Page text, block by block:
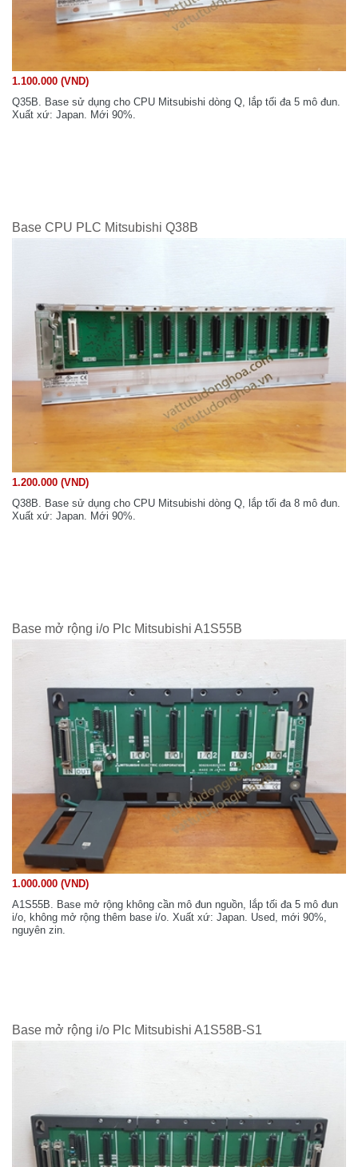
1.100.000 (VND)
Q35B. Base sử dụng cho CPU Mitsubishi dòng Q, lắp tối đa 5 mô đun.
Xuất xứ: Japan. Mới 90%.
Base CPU PLC Mitsubishi Q38B
1.200.000 (VND)
Q38B. Base sử dụng cho CPU Mitsubishi dòng Q, lắp tối đa 8 mô đun.
Xuất xứ: Japan. Mới 90%.
Base mở rộng i/o Plc Mitsubishi A1S55B
1.000.000 (VND)
A1S55B. Base mở rộng không cần mô đun nguồn, lắp tối đa 5 mô đun
i/o, không mở rộng thêm base i/o. Xuất xứ: Japan. Used, mới 90%,
nguyên zin.
Base mở rộng i/o Plc Mitsubishi A1S58B-S1